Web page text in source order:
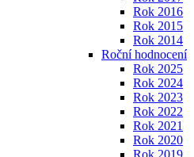
Rok 2016
Rok 2015
Rok 2014
Roční hodnocení
Rok 2025
Rok 2024
Rok 2023
Rok 2022
Rok 2021
Rok 2020
Rok 2019